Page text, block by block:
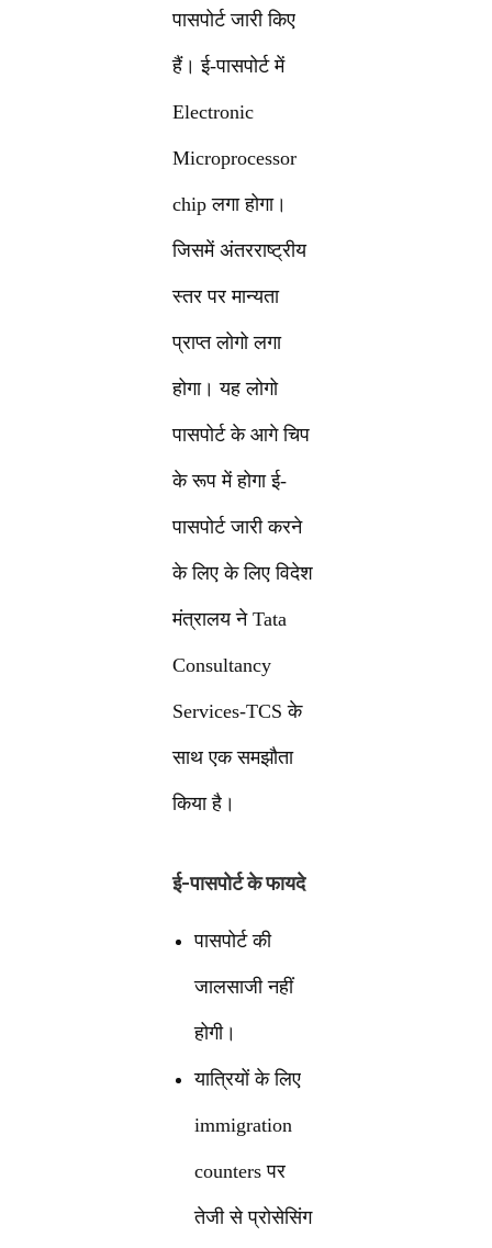
पासपोर्ट जारी किए
हैं। ई-पासपोर्ट में
Electronic
Microprocessor
chip लगा होगा।
जिसमें अंतरराष्ट्रीय
स्तर पर मान्यता
प्राप्त लोगो लगा
होगा। यह लोगो
पासपोर्ट के आगे चिप
के रूप में होगा ई-
पासपोर्ट जारी करने
के लिए के लिए विदेश
मंत्रालय ने Tata
Consultancy
Services-TCS के
साथ एक समझौता
किया है।
ई-पासपोर्ट के फायदे
पासपोर्ट की
जालसाजी नहीं
होगी।
यात्रियों के लिए
immigration
counters पर
तेजी से प्रोसेसिंग